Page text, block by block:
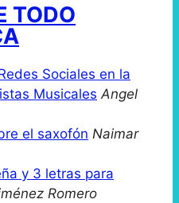
TODO
Sociales en la
Musicales Angel
el saxofón Naimar
y 3 letras para
Romero